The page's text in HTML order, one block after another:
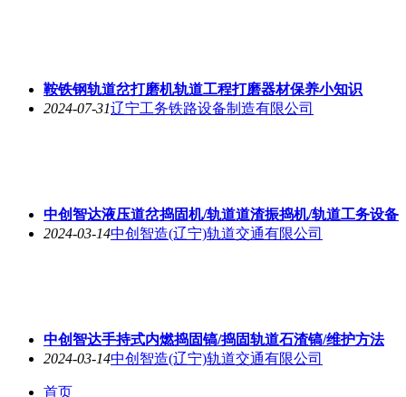
鞍铁钢轨道岔打磨机轨道工程打磨器材保养小知识
2024-07-31辽宁工务铁路设备制造有限公司
中创智达液压道岔捣固机/轨道道渣振捣机/轨道工务设备
2024-03-14中创智造(辽宁)轨道交通有限公司
中创智达手持式内燃捣固镐/捣固轨道石渣镐/维护方法
2024-03-14中创智造(辽宁)轨道交通有限公司
首页